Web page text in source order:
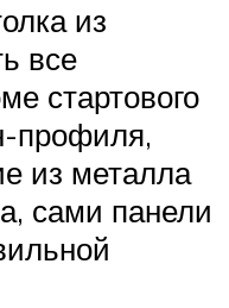
из
все
стартового
профиля,
из металла
сами панели